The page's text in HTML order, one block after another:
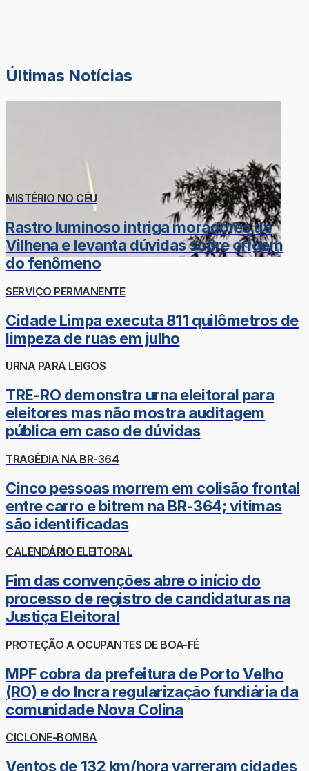
Últimas Notícias
MISTÉRIO NO CÉU
Rastro luminoso intriga moradores de
Vilhena e levanta dúvidas sobre origem
do fenômeno
SERVIÇO PERMANENTE
Cidade Limpa executa 811 quilômetros de
limpeza de ruas em julho
URNA PARA LEIGOS
TRE-RO demonstra urna eleitoral para
eleitores mas não mostra auditagem
pública em caso de dúvidas
TRAGÉDIA NA BR-364
Cinco pessoas morrem em colisão frontal
entre carro e bitrem na BR-364; vítimas
são identificadas
CALENDÁRIO ELEITORAL
Fim das convenções abre o início do
processo de registro de candidaturas na
Justiça Eleitoral
PROTEÇÃO A OCUPANTES DE BOA-FÉ
MPF cobra da prefeitura de Porto Velho
(RO) e do Incra regularização fundiária da
comunidade Nova Colina
CICLONE-BOMBA
Ventos de 132 km/hora varreram cidades